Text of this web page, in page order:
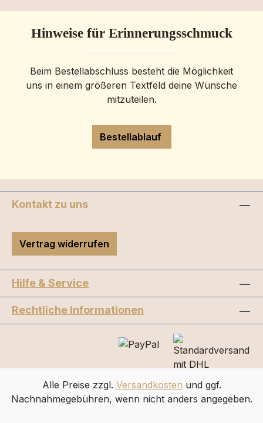
Hinweise für Erinnerungsschmuck
Beim Bestellabschluss besteht die Möglichkeit
uns in einem größeren Textfeld deine Wünsche
mitzuteilen.
Bestellablauf
Kontakt zu uns
Vertrag widerrufen
Hilfe & Service
Rechtliche Informationen
Alle Preise zzgl. Versandkosten und ggf.
Nachnahmegebühren, wenn nicht anders angegeben.